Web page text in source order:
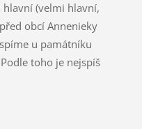
hlavní (velmi hlavní,
obcí Annenieky
u památníku
toho je nejspíš